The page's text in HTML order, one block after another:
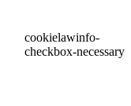
cookielawinfo-
checkbox-necessary